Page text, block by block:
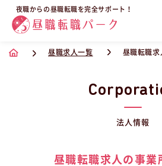
夜職からの昼職転職を完全サポート！
昼職求人一覧 昼職転職
法人情報
昼職転職求人の事